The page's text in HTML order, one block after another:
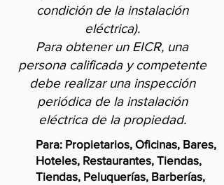
condición de la instalación
eléctrica).
Para obtener un EICR, una
persona calificada y competente
debe realizar una inspección
periódica de la instalación
eléctrica de la propiedad.
Para: Propietarios, Oficinas, Bares,
Hoteles, Restaurantes, Tiendas,
Tiendas, Peluquerías, Barberías,